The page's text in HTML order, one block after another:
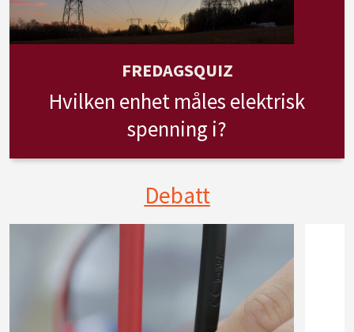
FREDAGSQUIZ
Hvilken enhet måles elektrisk
spenning i?
Debatt